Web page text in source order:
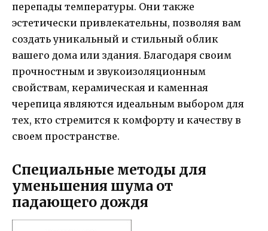
перепады температуры. Они также
эстетически привлекательны, позволяя вам
создать уникальный и стильный облик
вашего дома или здания. Благодаря своим
прочностным и звукоизоляционным
свойствам, керамическая и каменная
черепица являются идеальным выбором для
тех, кто стремится к комфорту и качеству в
своем пространстве.
Специальные методы для
уменьшения шума от
падающего дождя